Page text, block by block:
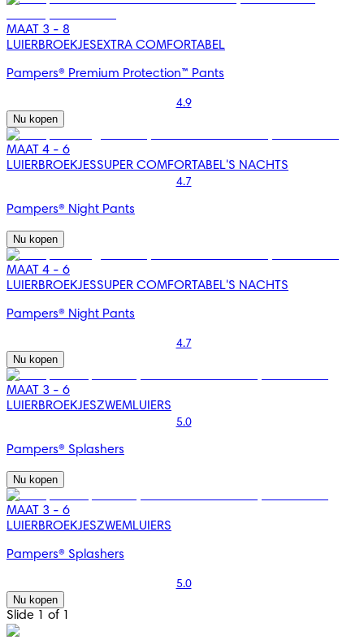
MAAT 3 - 8
LUIERBROEKJESEXTRA COMFORTABEL
Pampers® Premium Protection™ Pants
4.9
Nu kopen
MAAT 4 - 6
LUIERBROEKJESSUPER COMFORTABEL'S NACHTS
4.7
Pampers® Night Pants
Nu kopen
MAAT 4 - 6
LUIERBROEKJESSUPER COMFORTABEL'S NACHTS
Pampers® Night Pants
4.7
Nu kopen
MAAT 3 - 6
LUIERBROEKJESZWEMLUIERS
5.0
Pampers® Splashers
Nu kopen
MAAT 3 - 6
LUIERBROEKJESZWEMLUIERS
Pampers® Splashers
5.0
Nu kopen
Slide 1 of 1